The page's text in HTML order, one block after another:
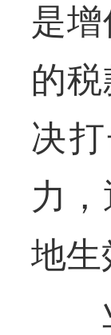
是
的
决
力
地生
业